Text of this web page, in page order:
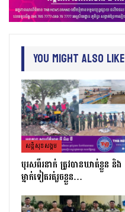
You Might Also Like
សន្តិសុខសង្គម
បុរសពីរនាក់ ត្រូវបានឃាត់ខ្លួន និង
ម្នាក់ទៀតរត់រួចខ្លួន…